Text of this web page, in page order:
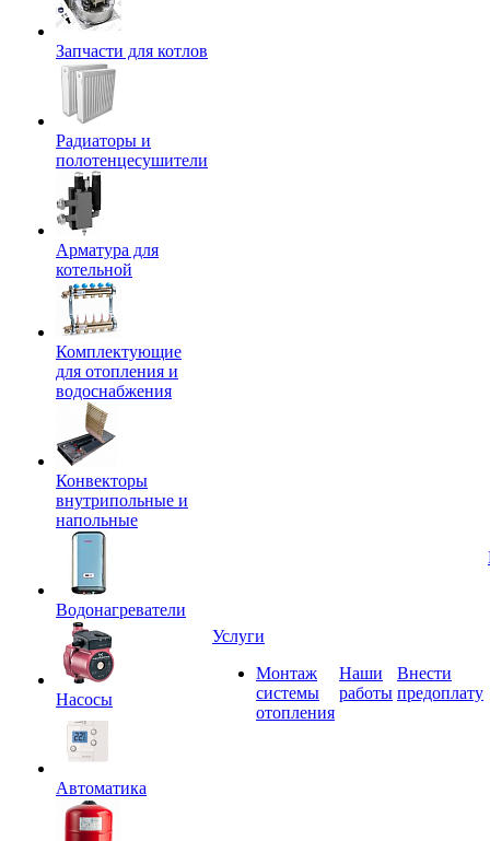
Запчасти для котлов
Радиаторы и
полотенцесушители
Арматура для
котельной
Комплектующие
для отопления и
водоснабжения
Конвекторы
внутрипольные и
напольные
Водонагреватели
Насосы
Автоматика
Услуги
Монтаж
системы
отопления
Наши
работы
Внести
предоплату